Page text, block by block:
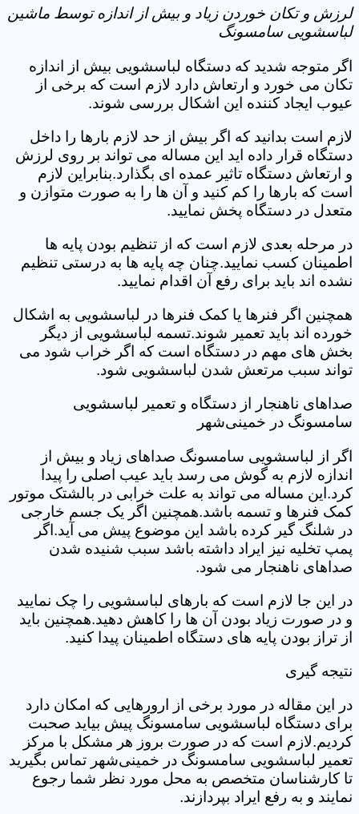
لرزش و تکان خوردن زیاد و بیش از اندازه توسط ماشین
لباسشویی سامسونگ
اگر متوجه شدید که دستگاه لباسشویی بیش از اندازه
تکان می خورد و ارتعاش دارد لازم است که برخی از
عیوب ایجاد کننده این اشکال بررسی شوند.
لازم است بدانید که اگر بیش از حد لازم بارها را داخل
دستگاه قرار داده اید این مساله می تواند بر روی لرزش
و ارتعاش دستگاه تاثیر عمده ای بگذارد.بنابراین لازم
است که بارها را کم کنید و آن ها را به صورت متوازن و
متعدل در دستگاه پخش نمایید.
در مرحله بعدی لازم است که از تنظیم بودن پایه ها
اطمینان کسب نمایید.چنان چه پایه ها به درستی تنظیم
نشده اند باید برای رفع آن اقدام نمایید.
همچنین اگر فنرها یا کمک فنرها در لباسشویی به اشکال
خورده اند باید تعمیر شوند.تسمه لباسشویی از دیگر
بخش های مهم در دستگاه است که اگر خراب شود می
تواند سبب مرتعش شدن لباسشویی شود.
صداهای ناهنجار از دستگاه و تعمیر لباسشویی
سامسونگ در خمینی‌شهر
اگر از لباسشویی سامسونگ صداهای زیاد و بیش از
اندازه لازم به گوش می رسد باید عیب اصلی را پیدا
کرد.این مساله می تواند به علت خرابی در بالشتک موتور
کمک فنرها و تسمه باشد.همچنین اگر یک جسم خارجی
در شلنگ گیر کرده باشد این موضوع پیش می آید.اگر
پمپ تخلیه نیز ایراد داشته باشد سبب شنیده شدن
صداهای ناهنجار می شود.
در این جا لازم است که بارهای لباسشویی را چک نمایید
و در صورت زیاد بودن آن ها را کاهش دهید.همچنین باید
از تراز بودن پایه های دستگاه اطمینان پیدا کنید.
نتیجه گیری
در این مقاله در مورد برخی از ارورهایی که امکان دارد
برای دستگاه لباسشویی سامسونگ پیش بیاید صحبت
کردیم.لازم است که در صورت بروز هر مشکل با مرکز
تعمیر لباسشویی سامسونگ در خمینی‌شهر تماس بگیرید
تا کارشناسان متخصص به محل مورد نظر شما رجوع
نمایند و به رفع ایراد بپردازند.